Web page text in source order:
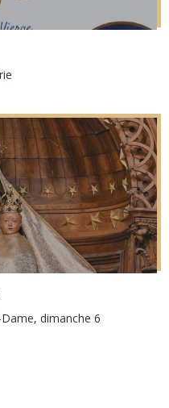
dimanche 6